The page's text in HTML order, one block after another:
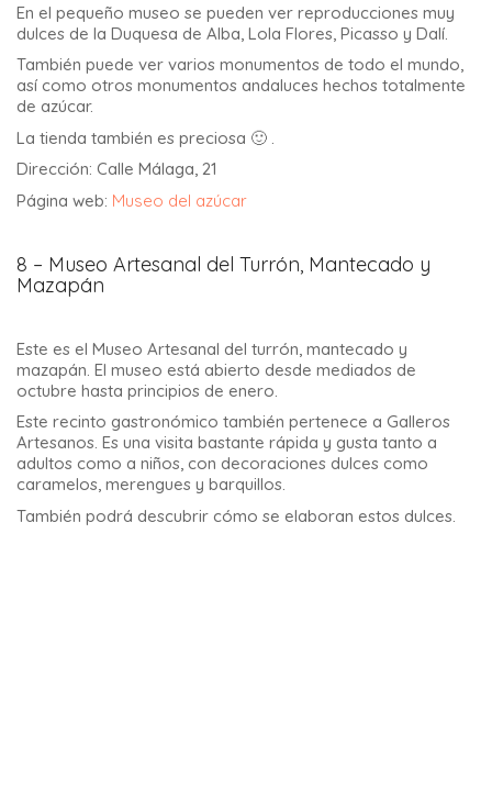
En el pequeño museo se pueden ver reproducciones muy
dulces de la Duquesa de Alba, Lola Flores, Picasso y Dalí.
También puede ver varios monumentos de todo el mundo,
así como otros monumentos andaluces hechos totalmente
de azúcar.
La tienda también es preciosa 🙂 .
Dirección: Calle Málaga, 21
Página web: Museo del azúcar
8 – Museo Artesanal del Turrón, Mantecado y
Mazapán
Este es el Museo Artesanal del turrón, mantecado y
mazapán. El museo está abierto desde mediados de
octubre hasta principios de enero.
Este recinto gastronómico también pertenece a Galleros
Artesanos. Es una visita bastante rápida y gusta tanto a
adultos como a niños, con decoraciones dulces como
caramelos, merengues y barquillos.
También podrá descubrir cómo se elaboran estos dulces.